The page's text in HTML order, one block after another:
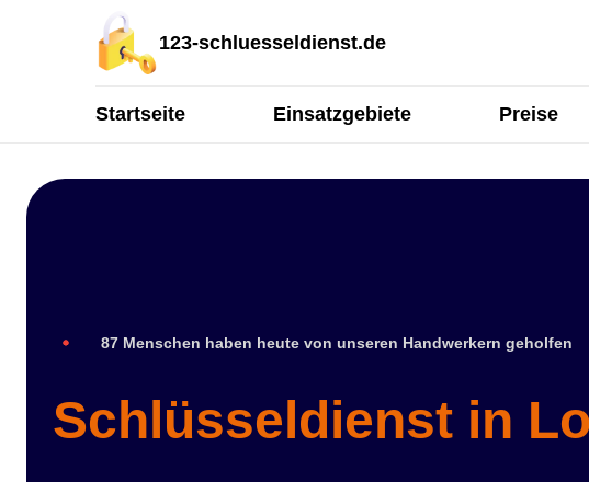
123-schluesseldienst.de
Startseite Einsatzgebiete Preise
87 Menschen haben heute von unseren Handwerkern geholfen
Schlüsseldienst in